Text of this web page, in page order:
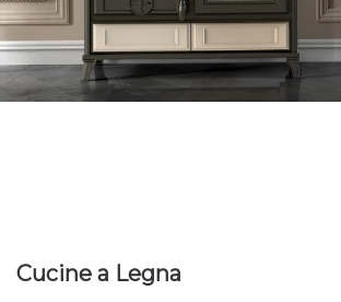
Cucine a Legna